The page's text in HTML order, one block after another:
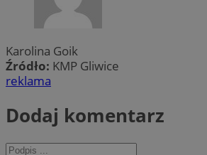
Karolina Goik
Źródło: KMP Gliwice
reklama
Dodaj komentarz